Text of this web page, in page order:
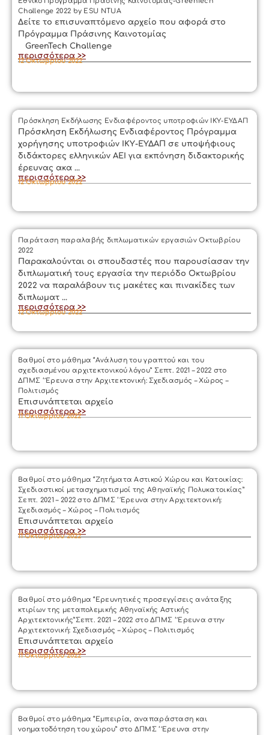
Challenge 2022 by ESU NTUA
Δείτε το επισυναπτόμενο αρχείο που αφορά στο
Πρόγραμμα Πράσινης Καινοτομίας
GreenTech Challenge
περισσότερα >>
12 Οκτωβρίου 2022
Πρόσκληση Εκδήλωσης Ενδιαφέροντος υποτροφιών ΙΚΥ-ΕΥΔΑΠ
Πρόσκληση Εκδήλωσης Ενδιαφέροντος Πρόγραμμα
χορήγησης υποτροφιών ΙΚΥ-ΕΥΔΑΠ σε υποψήφιους
διδάκτορες ελληνικών ΑΕΙ για εκπόνηση διδακτορικής
έρευνας ακα ...
περισσότερα >>
12 Οκτωβρίου 2022
Παράταση παραλαβής διπλωματικών εργασιών Οκτωβρίου
2022
Παρακαλούνται οι σπουδαστές που παρουσίασαν την
διπλωματική τους εργασία την περιόδο Οκτωβρίου
2022 να παραλάβουν τις μακέτες και πινακίδες των
διπλωματ ...
περισσότερα >>
12 Οκτωβρίου 2022
Βαθμοί στο μάθημα “Ανάλυση του γραπτού και του
σχεδιασμένου αρχιτεκτονικού λόγου” Σεπτ. 2021 – 2022 στο
ΔΠΜΣ ‘ Έρευνα στην Αρχιτεκτονική: Σχεδιασμός – Χώρος –
Πολιτισμός
Επισυνάπτεται αρχείο
περισσότερα >>
11 Οκτωβρίου 2022
Βαθμοί στο μάθημα “Ζητήματα Αστικού Χώρου και Κατοικίας:
Σχεδιαστικοί μετασχηματισμοί της Αθηναϊκής Πολυκατοικίας”
Σεπτ. 2021 – 2022 στο ΔΠΜΣ ‘ Έρευνα στην Αρχιτεκτονική:
Σχεδιασμός – Χώρος – Πολιτισμός
Επισυνάπτεται αρχείο
περισσότερα >>
11 Οκτωβρίου 2022
Βαθμοί στο μάθημα “Ερευνητικές προσεγγίσεις ανάταξης
κτιρίων της μεταπολεμικής Αθηναϊκής Αστικής
Αρχιτεκτονικής”Σεπτ. 2021 – 2022 στο ΔΠΜΣ ‘ Έρευνα στην
Αρχιτεκτονική: Σχεδιασμός – Χώρος – Πολιτισμός
Επισυνάπτεται αρχείο
περισσότερα >>
11 Οκτωβρίου 2022
Βαθμοί στο μάθημα “Εμπειρία, αναπαράσταση και
νοηματοδότηση του χώρου” στο ΔΠΜΣ ‘ Έρευνα στην